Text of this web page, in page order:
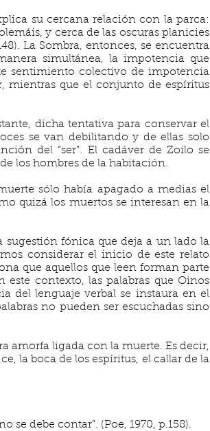
su cercana relación con la parca:
y cerca de las oscuras planicies
La Sombra, entonces, se encuentra
simultánea, la impotencia que
sentimiento colectivo de impotencia
mientras que el conjunto de espíritus
dicha tentativa para conservar el
se van debilitando y de ellas solo
del “ser”. El cadáver de Zoilo se
los hombres de la habitación.
sólo había apagado a medias el
quizá los muertos se interesan en la
sugestión fónica que deja a un lado la
considerar el inicio de este relato
que aquellos que leen forman parte
este contexto, las palabras que Oinos
del lenguaje verbal se instaura en el
no pueden ser escuchadas sino
amorfa ligada con la muerte. Es decir,
la boca de los espíritus, el callar de la
debe contar”. (Poe, 1970, p.158).